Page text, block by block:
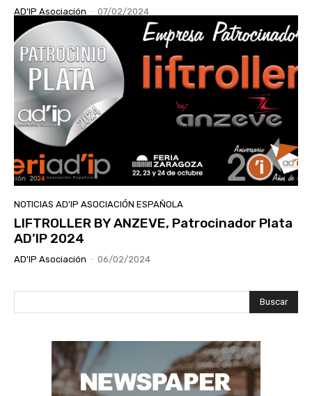
AD'IP Asociación - 07/02/2024
NOTICIAS AD'IP ASOCIACIÓN ESPAÑOLA
LIFTROLLER BY ANZEVE, Patrocinador Plata
AD’IP 2024
AD'IP Asociación - 06/02/2024
Buscar